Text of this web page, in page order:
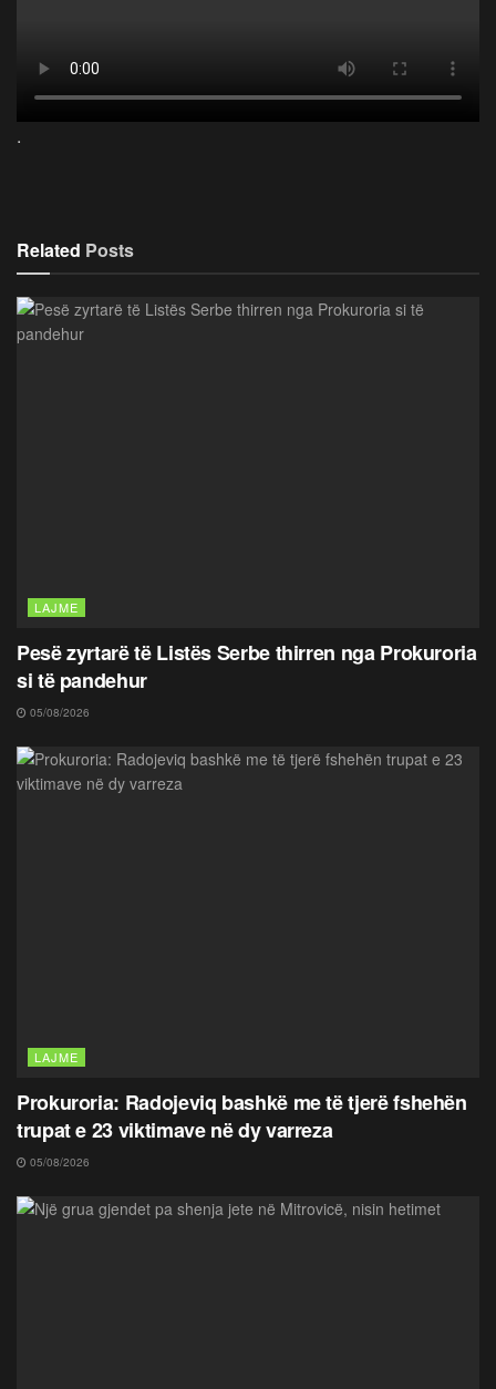
.
Related Posts
LAJME
Pesë zyrtarë të Listës Serbe thirren nga Prokuroria
si të pandehur
05/08/2026
LAJME
Prokuroria: Radojeviq bashkë me të tjerë fshehën
trupat e 23 viktimave në dy varreza
05/08/2026